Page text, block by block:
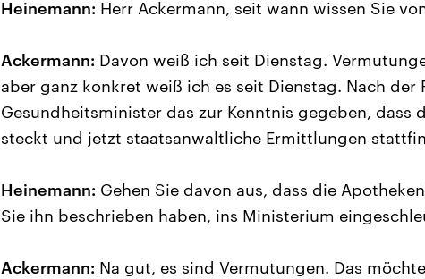
Heinemann: Herr Ackermann, seit wann wissen Sie
Ackermann: Davon weiß ich seit Dienstag.
aber ganz konkret weiß ich es seit Dienstag. Nach
Gesundheitsminister das zur Kenntnis gegeben, dass
steckt und jetzt staatsanwaltliche Ermittlungen
Heinemann: Gehen Sie davon aus, dass die
Sie ihn beschrieben haben, ins Ministerium
Ackermann: Na gut, es sind Vermutungen. Das